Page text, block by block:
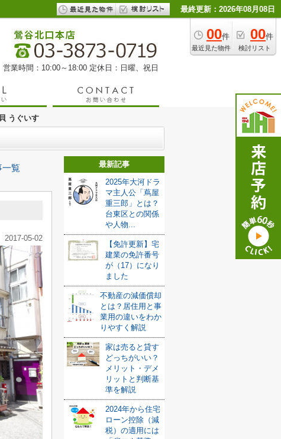
最終更新：2026年08月08日
00件
最近見た物件
00件
検討リスト
営業時間：10:00～18:00 定休日：日曜、祝日
うぐいす
一覧
2017-05-02
最新記事
2025年大河ドラ
マ主人公「蔦屋
重三郎」とは？
台東区との関係
や人物...
【免許更新】宅
建業の免許番号
が（17）になり
ました
不動産の減価償却
とは？居住用と事
業用の違いをわか
りやすく解説
家は売ると貸す
どっちがいい？
メリット・デメ
リットと判断基
準を解説
2024年から住宅
ローン控除（減
税）の適用には